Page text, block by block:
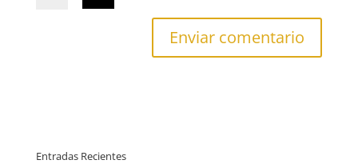
Entradas Recientes